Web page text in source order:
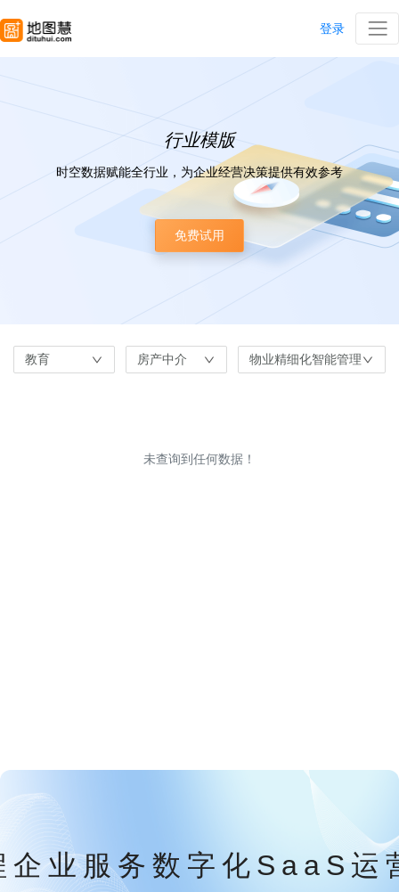
登录
行业模版
时空数据赋能全行业，为企业经营决策提供有效参考
免费试用
教育 房产中介 物业精细化智能管理
未查询到任何数据！
企业服务数字化SaaS运